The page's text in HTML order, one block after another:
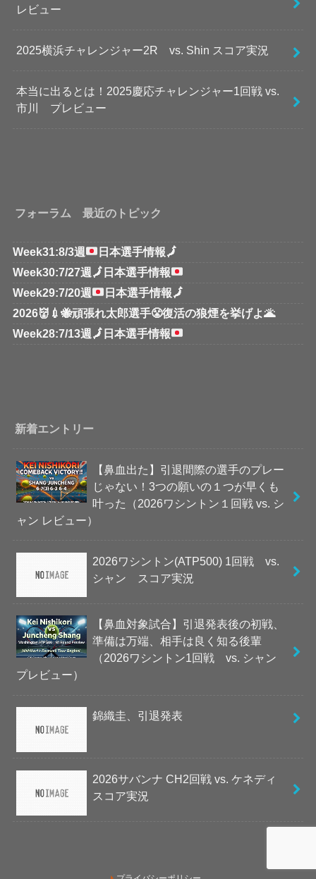
レビュー
2025横浜チャレンジャー2R vs. Shin スコア実況
本当に出るとは！2025慶応チャレンジャー1回戦 vs.
市川 プレビュー
フォーラム 最近のトピック
Week31:8/3週 日本選手情報🗾
Week30:7/27週 🗾 日本選手情報
Week29:7/20週
日本選手情報🗾
2026👹💉🐝頑張れ太郎選手😤復活の狼煙を挙げよ🌋
Week28:7/13週 🗾 日本選手情報
新着エントリー
【鼻血出た】引退間際の選手のプレー
じゃない！3つの願いの１つが早くも
叶った（2026ワシントン１回戦 vs. シ
ャン レビュー）
2026ワシントン(ATP500) 1回戦 vs.
シャン スコア実況
【鼻血対象試合】引退発表後の初戦、
準備は万端、相手は良く知る後輩
（2026ワシントン1回戦 vs. シャン
プレビュー）
錦織圭、引退発表
2026サバンナ CH2回戦 vs. ケネディ
スコア実況